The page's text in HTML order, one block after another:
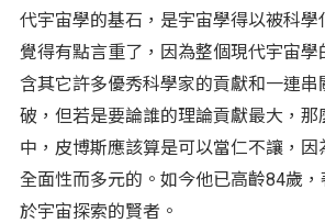
代宇宙學的基石，是宇宙學得以被科學
覺得有點言重了，因為整個現代宇宙學
含其它許多優秀科學家的貢獻和一連串
破，但若是要論誰的理論貢獻最大，那
中，皮博斯應該算是可以當仁不讓，
全面性而多元的。如今他已高齡84歲
於宇宙探索的賢者。